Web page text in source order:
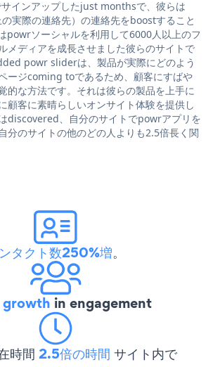
インアップしたjust monthsで、彼らは
実際の連絡先）の連絡先をboostすること
powrソーシャルを利用して6000人以上のフ
メディアを成長させました彼らのサイトで
powr sliderは、製品が実際にどのよう
ージcoming toであるため、顧客にすばや
的な方法です。それは彼らの製品を上手に
顧客に素晴らしいオンサイト体験を提供し
discovered、自分のサイトでpowrアプリを
分のサイトの他のどの人よりも2.5倍長く関
タクト数250%増。
in engagement
時間 2.5倍の時間 サイト内で